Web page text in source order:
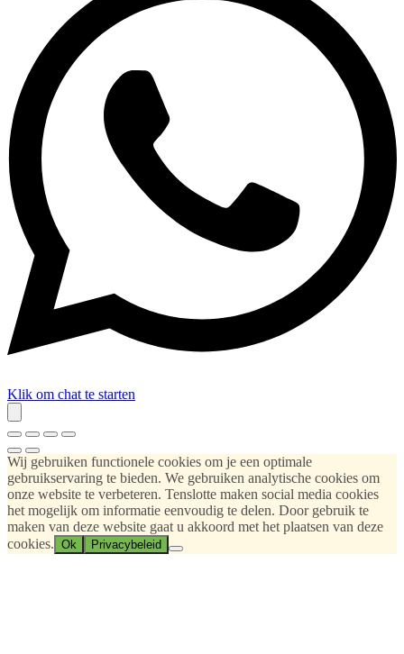
Klik om chat te starten
Wij gebruiken functionele cookies om je een optimale
gebruikservaring te bieden. We gebruiken analytische cookies om
onze website te verbeteren. Tenslotte maken social media cookies
het mogelijk om informatie eenvoudig te delen. Door gebruik te
maken van deze website gaat u akkoord met het plaatsen van deze
cookies. Ok Privacybeleid